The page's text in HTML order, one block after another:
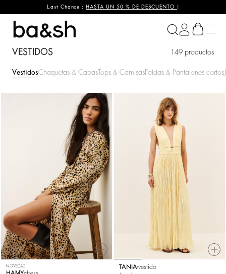
Last Chance : HASTA UN 50 % DE DESCUENTO !
ba&sh
VESTIDOS 149 productos
VestidosChaquetas & Capas Tops & CamisasFaldas & Pantalones cortos
NOVEDAD TANIA vestido